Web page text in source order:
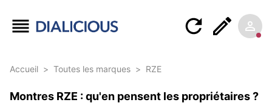
Accueil > Toutes les marques > RZE
Montres RZE : qu'en pensent les propriétaires ?